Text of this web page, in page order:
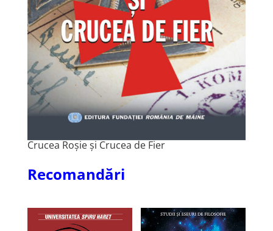
Crucea Roșie și Crucea de Fier
Recomandări